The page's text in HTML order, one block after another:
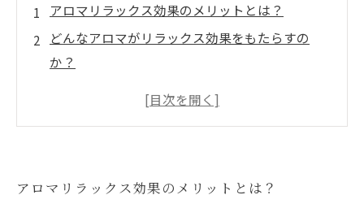
アロマリラックス効果のメリットとは？
どんなアロマがリラックス効果をもたらすの
か？
アロマを使ったリラックス法・簡単テクニック5
アロマを取り入れた豊かな生活を実現するため
アロマリラックス効果のメリットとは？